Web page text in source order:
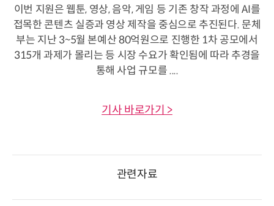
이번 지원은 웹툰, 영상, 음악, 게임 등 기존 창작 과정에 AI를
접목한 콘텐츠 실증과 영상 제작을 중심으로 추진된다. 문체
부는 지난 3~5월 본예산 80억원으로 진행한 1차 공모에서
315개 과제가 몰리는 등 시장 수요가 확인됨에 따라 추경을
통해 사업 규모를 ....
기사 바로가기 >
관련자료